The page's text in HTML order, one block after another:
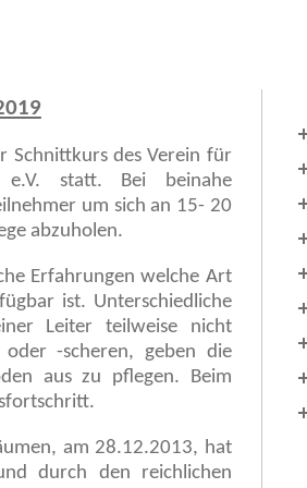
Schnittkurs des Verein für
statt. Bei beinahe
um sich an 15- 20
abzuholen.
Erfahrungen welche Art
ist. Unterschiedliche
Leiter teilweise nicht
oder -scheren, geben die
aus zu pflegen. Beim
am 28.12.2013, hat
durch den reichlichen